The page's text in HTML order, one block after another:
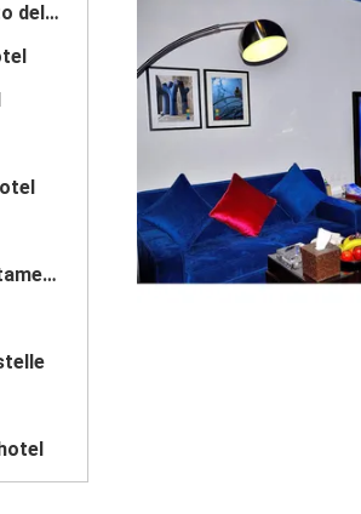
Mobilia della camera da letto dell'albergo di lusso
Mobilia moderna dell'appartamento